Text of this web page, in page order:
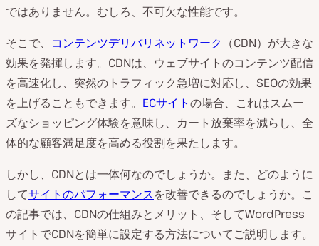
ではありません。むしろ、不可欠な性能です。
そこで、 コンテンツデリバリネットワーク （CDN）が大きな
効果を発揮します。CDNは、ウェブサイトのコンテンツ配信
を高速化し、突然のトラフィック急増に対応し、SEOの効果
を上げることもできます。 ECサイトの場合、これはスムー
ズなショッピング体験を意味し、カート放棄率を減らし、全
体的な顧客満足度を高める役割を果たします。
しかし、CDNとは一体何なのでしょうか。また、どのように
してサイトのパフォーマンスを改善できるのでしょうか。こ
の記事では、CDNの仕組みとメリット、そしてWordPress
サイトでCDNを簡単に設定する方法についてご説明します。